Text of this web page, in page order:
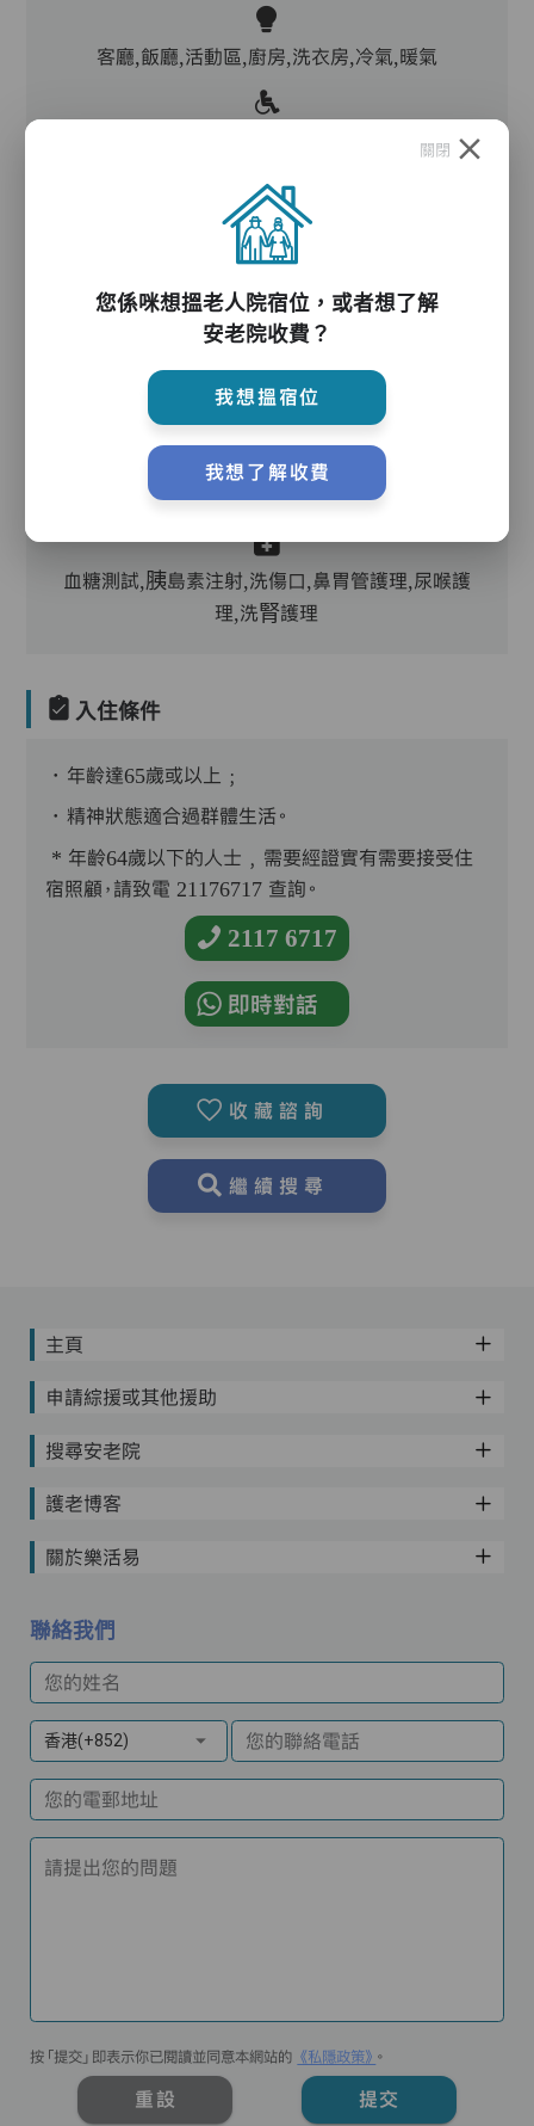
客廳,飯廳,活動區,廚房,洗衣房,冷氣,暖氣
電動床,氣墊床,升降機,防滑扶手,助行器/拐杖,輪
主管,助理員,護理員,保健員,護士,到診醫生
護理評估、執藥、核派藥、量度生命表徵、協助沐
浴、餵飯、換尿片
血糖測試,胰島素注射,洗傷口,鼻胃管護理,尿喉護
理,洗腎護理
入住條件
．年齡達65歲或以上﹔
．精神狀態適合過群體生活。
* 年齡64歲以下的人士﹐需要經證實有需要接受住
宿照顧，請致電 21176717 查詢。
2117 6717
即時對話
收藏諮詢
繼續搜尋
主頁
申請綜援或其他援助
搜尋安老院
護老博客
關於樂活易
聯絡我們
您的姓名
香港(+852) 您的聯絡電話
您的電郵地址
請提出您的問題
按「提交」即表示你已閱讀並同意本網站的 《私隱政策》 。
重設 提交
關閉
您係咪想搵老人院宿位，或者想了解
安老院收費？
我想搵宿位
我想了解收費